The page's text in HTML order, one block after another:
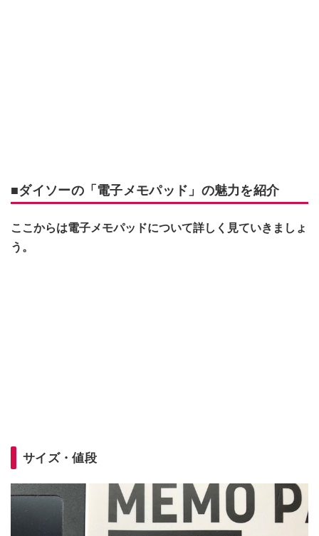
■ダイソーの「電子メモパッド」の魅力を紹介
ここからは電子メモパッドについて詳しく見ていきましょ
う。
サイズ・値段